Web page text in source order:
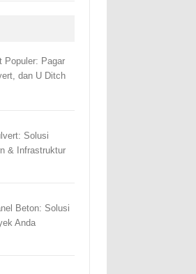
Populer: Pagar
dan U Ditch
Solusi
& Infrastruktur
Beton: Solusi
Anda